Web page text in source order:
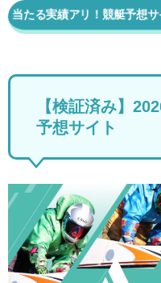
当たる実績アリ！競艇予想サ
【検証済み】
予想サイト